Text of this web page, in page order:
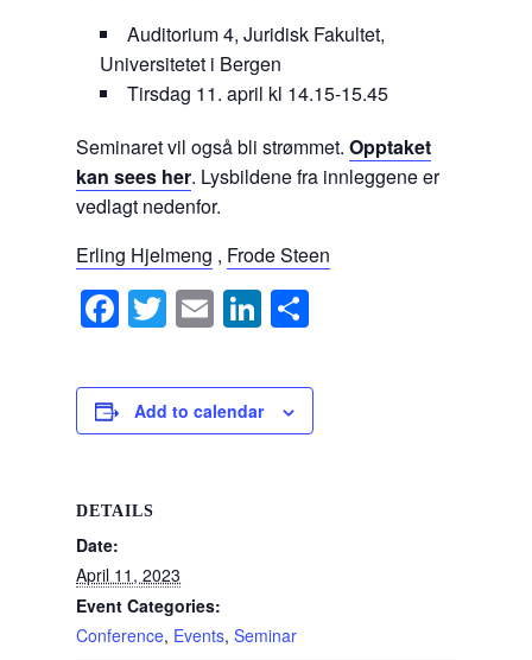
Auditorium 4, Juridisk Fakultet,
Universitetet i Bergen
Tirsdag 11. april kl 14.15-15.45
Seminaret vil også bli strømmet. Opptaket
kan sees her. Lysbildene fra innleggene er
vedlagt nedenfor.
Erling Hjelmeng , Frode Steen
F
a
c
e
o
k
T
wi
tt
er
E
m
ail
Li
n
k
e
ar
e
Add to calendar
DETAILS
Date:
April 11, 2023
Event Categories:
Conference, Events, Seminar